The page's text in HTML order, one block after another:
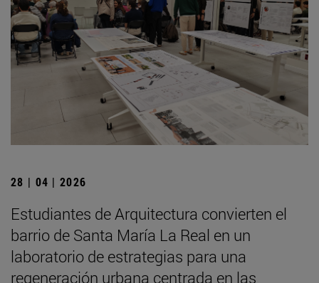
28 | 04 | 2026
Estudiantes de Arquitectura convierten el
barrio de Santa María La Real en un
laboratorio de estrategias para una
regeneración urbana centrada en las